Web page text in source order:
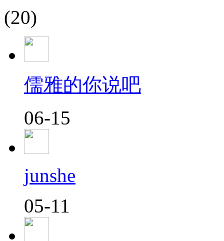
(20)
儒雅的你说吧
06-15
junshe
05-11